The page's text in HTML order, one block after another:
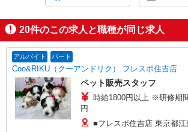
20件のこの求人と職種が同じ求人
アルバイト パート
Coo&RIKU（クーアンドリク） フレスポ住吉店
ペット販売スタッフ
時給1800円以上 ※研修期
円
■フレスポ住吉店 東京都